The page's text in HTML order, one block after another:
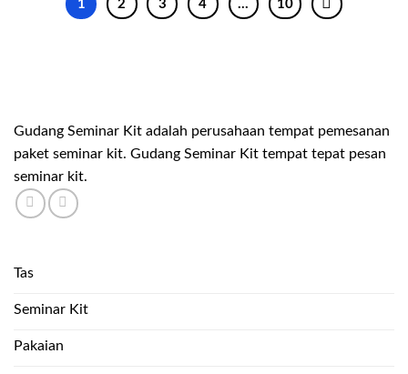
1 2 3 4 … 10
Gudang Seminar Kit adalah perusahaan tempat pemesanan
paket seminar kit. Gudang Seminar Kit tempat tepat pesan
seminar kit.
Tas
Seminar Kit
Pakaian